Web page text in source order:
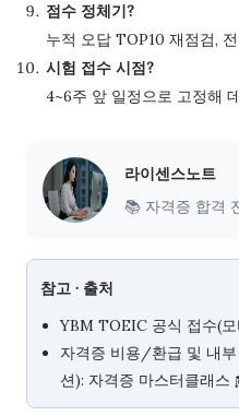
점수 정체기?
누적 오답 TOP10 재점검,
시험 접수 시점?
4~6주 앞 일정으로 고정해
라이센스노트
📚 자격증 합격
참고 · 출처
YBM TOEIC 공식 접수(모
자격증 비용/환급 및 내
션): 자격증 마스터클래스